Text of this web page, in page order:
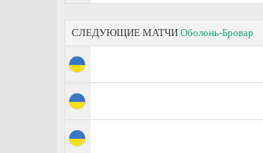
СЛЕДУЮЩИЕ МАТЧИ Оболонь-Бровар